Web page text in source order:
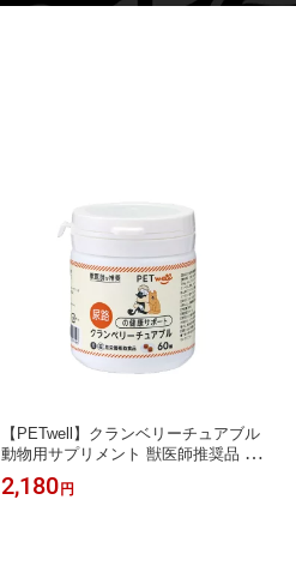
【PETwell】クランベリーチュアブル
動物用サプリメント 獣医師推奨品 尿
路の健康サポート 疾患の治療 予防の
サポート ストルバイト結晶 膀胱炎 犬
2,180 円